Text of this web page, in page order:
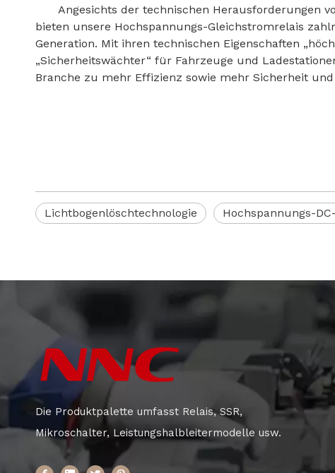
Angesichts der technischen Herausforderungen
bieten unsere Hochspannungs-Gleichstromrelais
Generation. Mit ihren technischen Eigenschaften
„Sicherheitswächter“ für Fahrzeuge und
Branche zu mehr Effizienz sowie mehr Sicherheit
Lichtbogenlöschtechnologie Hochspannungs-
Die Produktpalette umfasst Relais, SSR,
Mikroschalter, Leistungshalbleitermodelle usw.